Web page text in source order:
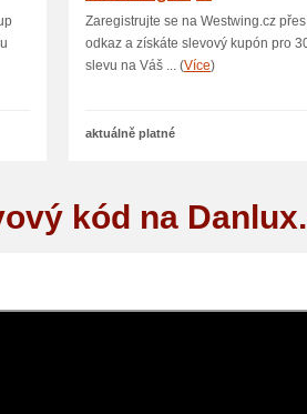
Zaregistrujte se na Westwing.cz
odkaz a získáte slevový kupón pro
slevu na Váš ... (Více)
aktuálně platné
kód na